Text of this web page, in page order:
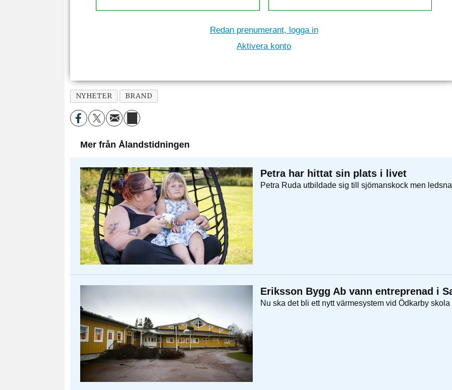
Redan prenumerant, logga in
Aktivera konto
NYHETER BRAND